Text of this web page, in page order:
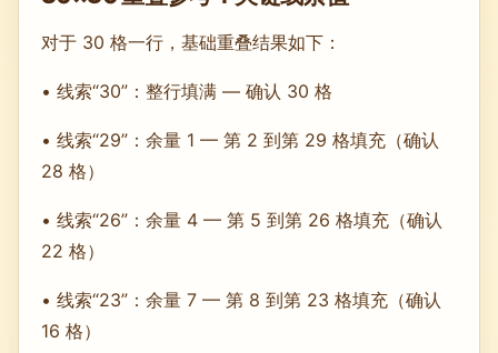
对于 30 格一行，基础重叠结果如下：
• 线索“30”：整行填满 — 确认 30 格
• 线索“29”：余量 1 — 第 2 到第 29 格填充（确认
28 格）
• 线索“26”：余量 4 — 第 5 到第 26 格填充（确认
22 格）
• 线索“23”：余量 7 — 第 8 到第 23 格填充（确认
16 格）